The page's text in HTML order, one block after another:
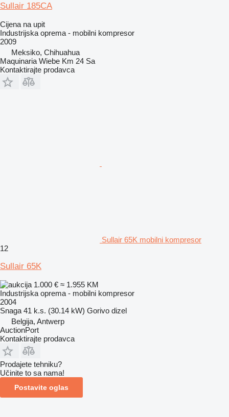
Sullair 185CA
Cijena na upit
Industrijska oprema - mobilni kompresor
2009
Meksiko, Chihuahua
Maquinaria Wiebe Km 24 Sa
Kontaktirajte prodavca
Sullair 65K mobilni kompresor
12
Sullair 65K
1.000 € ≈ 1.955 KM
Industrijska oprema - mobilni kompresor
2004
Snaga 41 k.s. (30.14 kW) Gorivo dizel
Belgija, Antwerp
AuctionPort
Kontaktirajte prodavca
Prodajete tehniku?
Učinite to sa nama!
Postavite oglas